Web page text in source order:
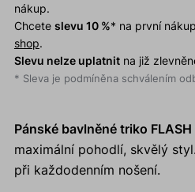
nákup.
Chcete slevu 10 %* na první
shop.
Slevu nelze uplatnitna již
* Sleva je podmíněna schválením
Pánské bavlněné triko FLASH
maximální pohodlí, skvělý
při každodenním nošení.